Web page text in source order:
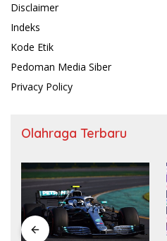
Disclaimer
Indeks
Kode Etik
Pedoman Media Siber
Privacy Policy
Olahraga Terbaru